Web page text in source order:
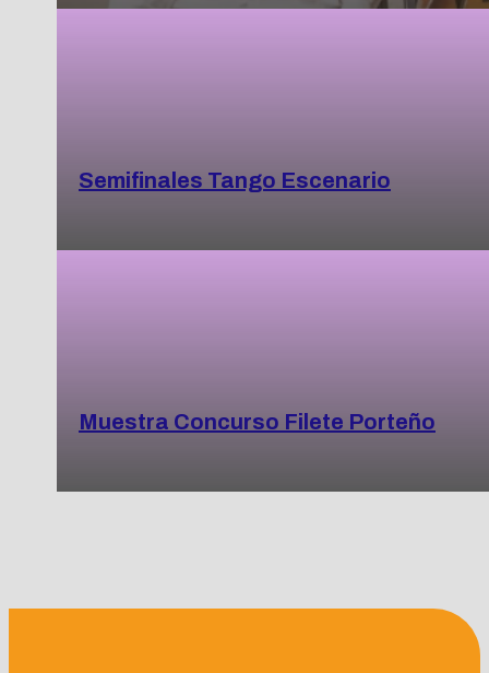
Semifinales Tango Escenario
Muestra Concurso Filete Porteño